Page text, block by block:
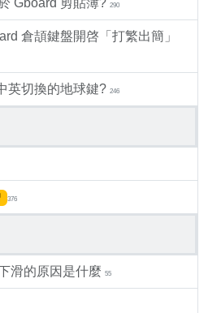
Gboard 剪貼簿? 290
倉頡鍵盤開啓「打繁出簡」
英切換的地球鍵? 246
376
滑的原因是什麼 55